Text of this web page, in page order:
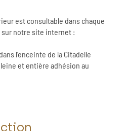
est consultable dans chaque
notre site internet :
l’enceinte de la Citadelle
et entière adhésion au